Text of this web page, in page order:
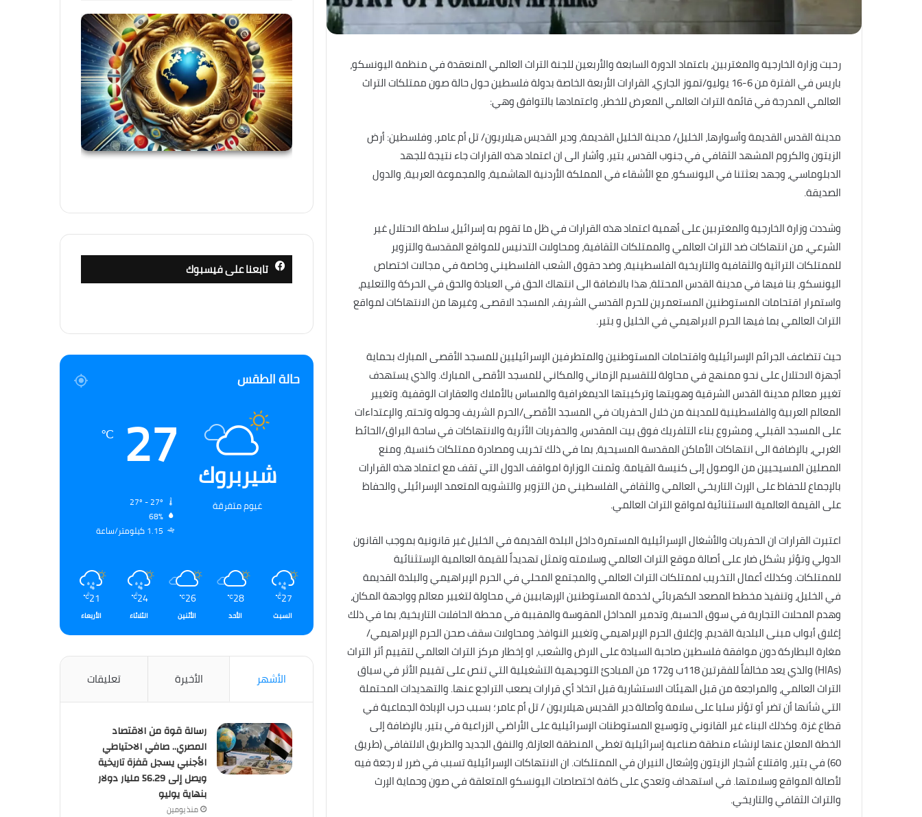
رحبت وزارة الخارجية والمغتربين، باعتماد الدورة السابعة والأربعين للجنة التراث العالمي المنعقدة في منظمة اليونسكو،
باريس في الفترة من 6-16 يوليو/تموز الجاري، القرارات الأربعة الخاصة بدولة فلسطين حول حالة صون ممتلكات التراث
العالمي المدرجة في قائمة التراث العالمي المعرض للخطر، واعتمادها بالتوافق وهي:
مدينة القدس القديمة وأسوارها، الخليل/ مدينة الخليل القديمة، ودير القديس هيلاريون/ تل أم عامر، وفلسطين: أرض
الزيتون والكروم المشهد الثقافي في جنوب القدس، بتير، وأشار الى ان اعتماد هذه القرارات جاء نتيجة للجهد
الدبلوماسي، وجهد بعثتنا في اليونسكو، مع الأشقاء في المملكة الأردنية الهاشمية، والمجموعة العربية، والدول
الصديقة.
وشددت وزارة الخارجية والمغتربين على أهمية اعتماد هذه القرارات في ظل ما تقوم به إسرائيل، سلطة الاحتلال غير
الشرعي، من انتهاكات ضد التراث العالمي والممتلكات الثقافية، ومحاولات التدنيس للمواقع المقدسة والتزوير
للممتلكات التراثية والثقافية والتاريخية الفلسطينية، وضد حقوق الشعب الفلسطيني وخاصة في مجالات اختصاص
اليونسكو، بنا فيها في مدينة القدس المحتلة، هذا بالاضافة الى انتهاك الحق في العبادة والحق في الحركة والتعليم،
واستمرار اقتحامات المستوطنين المستعمرين للحرم القدسي الشريف، المسجد الاقصى، وغيرها من الانتهاكات لمواقع
التراث العالمي بما فيها الحرم الابراهيمي في الخليل و بتير.
حيث تتضاعف الجرائم الإسرائيلية واقتحامات المستوطنين والمتطرفين الإسرائيليين للمسجد الأقصى المبارك بحماية
أجهزة الاحتلال على نحو ممنهج في محاولة للتقسيم الزماني والمكاني للمسجد الأقصى المبارك. والذي يستهدف
تغيير معالم مدينة القدس الشرقية وهويتها وتركيبتها الديمغرافية والمساس بالأملاك والعقارات الوقفية. وتغيير
المعالم العربية والفلسطينية للمدينة من خلال الحفريات في المسجد الأقصى/الحرم الشريف وحوله وتحته، والإعتداءات
على المسجد القبلي، ومشروع بناء التلفريك فوق بيت المقدس، والحفريات الأثرية والانتهاكات في ساحة البراق/الحائط
الغربي، بالإضافة الى انتهاكات الأماكن المقدسة المسيحية، بما في ذلك تخريب ومصادرة ممتلكات كنسية، ومنع
المصلين المسيحيين من الوصول إلى كنيسة القيامة. وثمنت الوزارة امواقف الدول التي تقف مع اعتماد هذه القرارات
بالإجماع للحفاظ على الإرث التاريخي العالمي والثقافي الفلسطيني من التزوير والتشويه المتعمد الإسرائيلي والحفاظ
على القيمة العالمية الاستثنائية لمواقع التراث العالمي.
اعتبرت القرارات ان الحفريات والأشغال الإسرائيلية المستمرة داخل البلدة القديمة في الخليل غير قانونية بموجب القانون
الدولي وتؤثر بشكل ضار على أصالة موقع التراث العالمي وسلامته وتمثل تهديداً للقيمة العالمية الإستثنائية
للممتلكات. وكذلك أعمال التخريب لممتلكات التراث العالمي والمجتمع المحلي في الحرم الإبراهيمي والبلدة القديمة
في الخليل، وتنفيذ مخطط المصعد الكهربائي لخدمة المستوطنين الإرهابيين في محاولة لتغيير معالم وواجهة المكان،
وهدم المحلات التجارية في سوق الحسبة، وتدمير المداخل المقوسة والمقببة في محطة الحافلات التاريخية، بما في ذلك
إغلاق أبواب مبنى البلدية القديم، وإغلاق الحرم الإبراهيمي وتغيير النوافذ، ومحاولات سقف صحن الحرم الإبراهيمي/
مغارة البطاركة دون موافقة فلسطين صاحبة السيادة على الارض والشعب، او إخطار مركز التراث العالمي لتقييم أثر التراث
(HIAs) والذي يعد مخالفاً للفقرتين 118ب و172 من المبادئ التوجيهية التشغيلية التي تنص على تقييم الأثر في سياق
التراث العالمي، والمراجعة من قبل الهيئات الاستشارية قبل اتخاذ أي قرارات يصعب التراجع عنها. والتهديدات المحتملة
التي شأنها أن تضر أو ​​تؤثر سلبا على سلامة وأصالة دير القديس هيلاريون / تل أم عامر؛ بسبب حرب الإبادة الجماعية في
قطاع غزة. وكذلك البناء غير القانوني وتوسيع المستوطنات الإسرائيلية على الأراضي الزراعية في بتير، بالإضافة إلى
الخطة المعلن عنها لإنشاء منطقة صناعية إسرائيلية تغطي المنطقة العازلة، والنفق الجديد والطريق الالتفافي (طريق
60) في بتير، واقتلاع أشجار الزيتون وإشعال النيران في الممتلكات. ان الانتهاكات الإسرائيلية تسبب في ضرر لا رجعة فيه
لأصالة المواقع وسلامتها. في استهداف وتعدي على كافة اختصاصات اليونسكو المتعلقة في صون وحماية الإرث
والتراث الثقافي والتاريخي.
تابعنا على فيسبوك
حالة الطقس
شيربروك
غيوم متفرقة
27
℃
68%
1.15 كيلومتر/ساعة
27
℃
السبت
28
℃
الأحد
26
℃
الأثنين
24
℃
الثلاثاء
21
℃
الأربعاء
الأشهر الأخيرة تعليقات
رسالة قوة من الاقتصاد
المصري.. صافي الاحتياطي
الأجنبي يسجل قفزة تاريخية
ويصل إلى 56.29 مليار دولار
بنهاية يوليو
منذ يومين